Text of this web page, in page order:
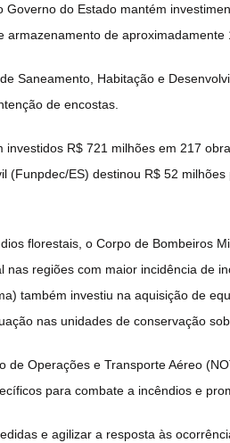
do Estado mantém
armazenamento de aproximadamente
Saneamento, Habitação e
de encostas.
investidos R$ 721 milhões em 217
(Funpdec/ES) destinou R$ 52
florestais, o Corpo de Bombeiros
nas regiões com maior incidência de
também investiu na aquisição de
nas unidades de conservação
de Operações e Transporte Aéreo
para combate a incêndios e
e agilizar a resposta às